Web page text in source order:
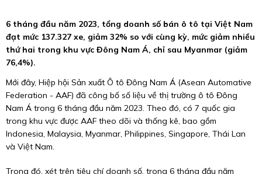
6 tháng đầu năm 2023, tổng doanh số bán ô tô tại Việt Nam
đạt mức 137.327 xe, giảm 32% so với cùng kỳ, mức giảm nhiều
thứ hai trong khu vực Đông Nam Á, chỉ sau Myanmar (giảm
76,4%).
Mới đây, Hiệp hội Sản xuất Ô tô Đông Nam Á (Asean Automative
Federation - AAF) đã công bố số liệu về thị trường ô tô Đông
Nam Á trong 6 tháng đầu năm 2023. Theo đó, có 7 quốc gia
trong khu vực được AAF theo dõi và thống kê, bao gồm
Indonesia, Malaysia, Myanmar, Philippines, Singapore, Thái Lan
và Việt Nam.
Trong đó, xét trên tiêu chí doanh số, trong 6 tháng đầu năm